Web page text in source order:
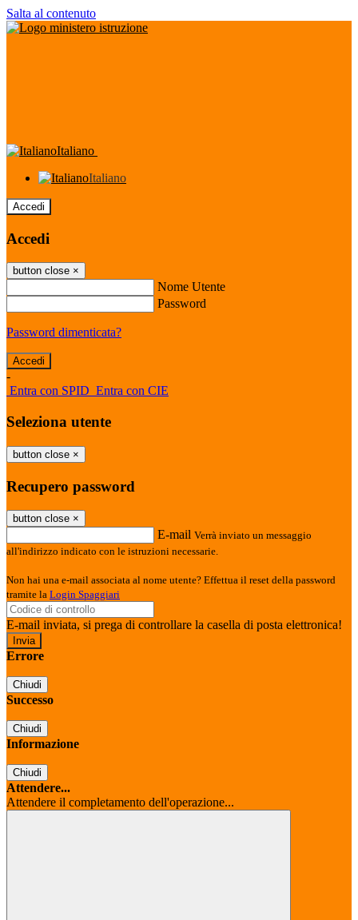
Salta al contenuto
Italiano
Italiano
Accedi
Accedi
button close ×
Nome Utente
Password
Password dimenticata?
-
Entra con SPID Entra con CIE
Seleziona utente
button close ×
Recupero password
button close ×
E-mail Verrà inviato un messaggio
all'indirizzo indicato con le istruzioni necessarie.
Non hai una e-mail associata al nome utente? Effettua il reset della password
tramite la Login Spaggiari
E-mail inviata, si prega di controllare la casella di posta elettronica!
Errore
Chiudi
Successo
Chiudi
Informazione
Chiudi
Attendere...
Attendere il completamento dell'operazione...